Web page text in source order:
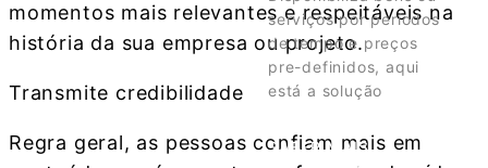
serviços por períodos
de tempo e preços
pre-definidos, aqui
está a solução
SABER MAIS
momentos mais relevantes e respeitáveis na
história da sua empresa ou projeto.
Transmite credibilidade
Regra geral, as pessoas confiam mais em